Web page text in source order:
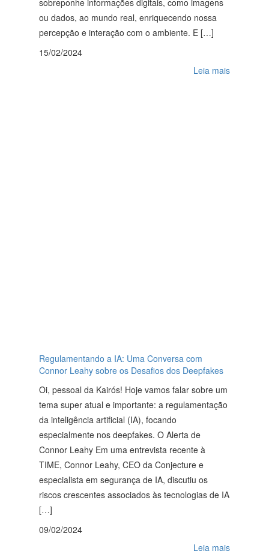
sobreponhe informações digitais, como imagens
ou dados, ao mundo real, enriquecendo nossa
percepção e interação com o ambiente. E […]
15/02/2024
Leia mais
Regulamentando a IA: Uma Conversa com
Connor Leahy sobre os Desafios dos Deepfakes
Oi, pessoal da Kairós! Hoje vamos falar sobre um
tema super atual e importante: a regulamentação
da inteligência artificial (IA), focando
especialmente nos deepfakes. O Alerta de
Connor Leahy Em uma entrevista recente à
TIME, Connor Leahy, CEO da Conjecture e
especialista em segurança de IA, discutiu os
riscos crescentes associados às tecnologias de IA
[…]
09/02/2024
Leia mais